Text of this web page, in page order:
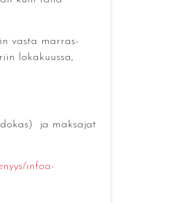
vasta marras-
lokakuussa,
ja maksajat
infoa-